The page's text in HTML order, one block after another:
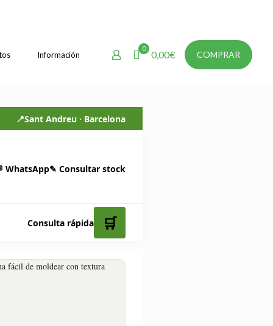
Información
0
0,00€ COMPRAR
📍Sant Andreu · Barcelona
WhatsApp✎ Consultar stock
Consulta rápida 🛒